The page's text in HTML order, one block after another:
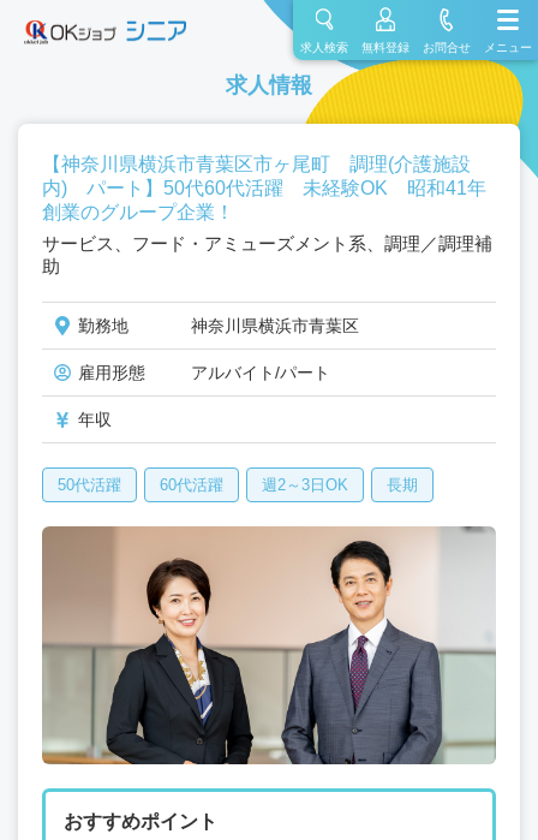
求人検索 無料登録 お問合せ メニュー
求人情報
【神奈川県横浜市青葉区市ヶ尾町 調理(介護施設
内) パート】50代60代活躍 未経験OK 昭和41年
創業のグループ企業！
サービス、フード・アミューズメント系、調理／調理補
助
勤務地 神奈川県横浜市青葉区
雇用形態 アルバイト/パート
年収
50代活躍 60代活躍 週2～3日OK 長期
おすすめポイント